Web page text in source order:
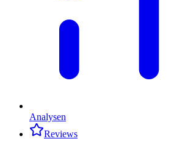
Analysen
Reviews